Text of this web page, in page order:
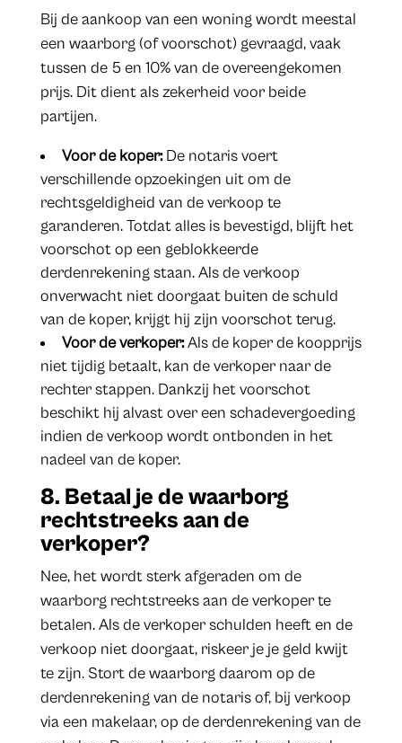
Bij de aankoop van een woning wordt meestal
een waarborg (of voorschot) gevraagd, vaak
tussen de 5 en 10% van de overeengekomen
prijs. Dit dient als zekerheid voor beide
partijen.
Voor de koper:De notaris voert
verschillende opzoekingen uit om de
rechtsgeldigheid van de verkoop te
garanderen. Totdat alles is bevestigd, blijft het
voorschot op een geblokkeerde
derdenrekening staan. Als de verkoop
onverwacht niet doorgaat buiten de schuld
van de koper, krijgt hij zijn voorschot terug.
Voor de verkoper:Als de koper de koopprijs
niet tijdig betaalt, kan de verkoper naar de
rechter stappen. Dankzij het voorschot
beschikt hij alvast over een schadevergoeding
indien de verkoop wordt ontbonden in het
nadeel van de koper.
8. Betaal je de waarborg
rechtstreeks aan de
verkoper?
Nee, het wordt sterk afgeraden om de
waarborg rechtstreeks aan de verkoper te
betalen. Als de verkoper schulden heeft en de
verkoop niet doorgaat, riskeer je je geld kwijt
te zijn. Stort de waarborg daarom op de
derdenrekening van de notaris of, bij verkoop
via een makelaar, op de derdenrekening van de